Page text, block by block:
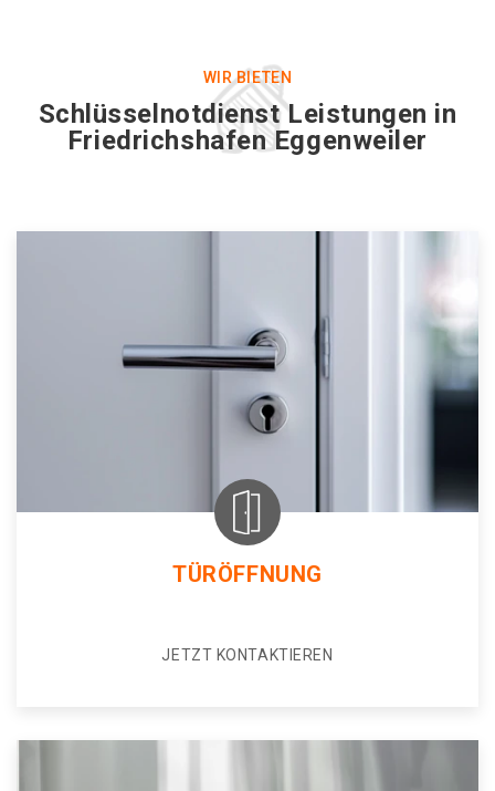
WIR BIETEN
Schlüsselnotdienst Leistungen in
Friedrichshafen Eggenweiler
TÜRÖFFNUNG
JETZT KONTAKTIEREN